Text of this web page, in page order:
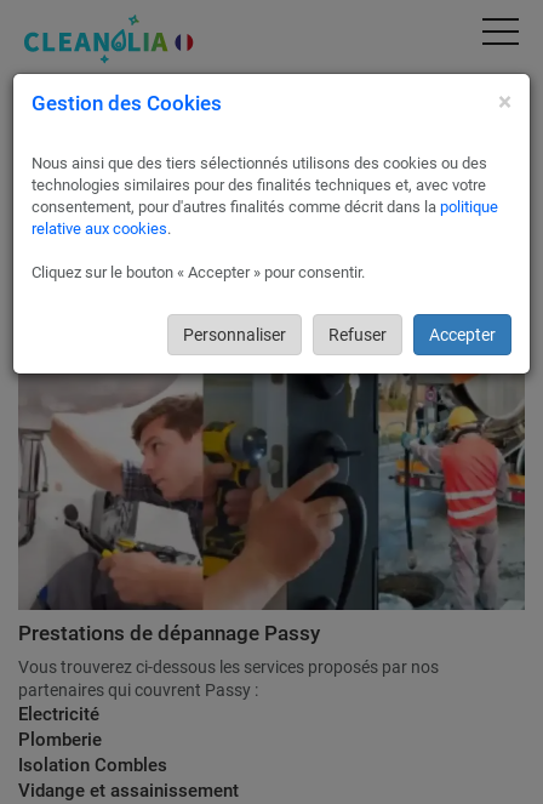
Professionnels en dépannage et en travaux
Dans le but de vous apporter toujours plus de satisfaction,
nous avons étendu notre réseau de partenaires pour y inclure
des professionnels en dépannage et en travaux de tous types
Nos partenaires à Passy ont été sélectionnés pour leurs
Prestations de dépannage Passy
Vous trouverez ci-dessous les services proposés par nos
partenaires qui couvrent Passy :
Electricité
Plomberie
Isolation Combles
Vidange et assainissement
Gestion des Cookies ×
Nous ainsi que des tiers sélectionnés utilisons des cookies ou des
technologies similaires pour des finalités techniques et, avec votre
consentement, pour d'autres finalités comme décrit dans la politique
relative aux cookies.
Cliquez sur le bouton « Accepter » pour consentir.
Personnaliser Refuser Accepter